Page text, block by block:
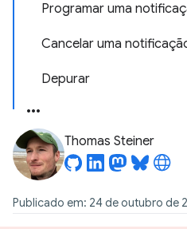
Programar uma
Cancelar uma
Depurar
Thomas Steiner
Publicado em: 24 de outubro de